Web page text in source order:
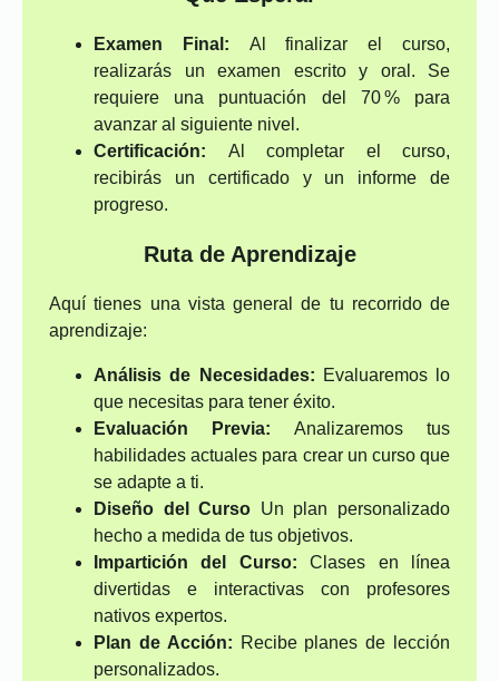
Examen Final: Al finalizar el curso,
realizarás un examen escrito y oral. Se
requiere una puntuación del 70 % para
avanzar al siguiente nivel.
Certificación: Al completar el curso,
recibirás un certificado y un informe de
progreso.
Ruta de Aprendizaje
Aquí tienes una vista general de tu recorrido de
aprendizaje:
Análisis de Necesidades: Evaluaremos lo
que necesitas para tener éxito.
Evaluación Previa: Analizaremos tus
habilidades actuales para crear un curso que
se adapte a ti.
Diseño del Curso Un plan personalizado
hecho a medida de tus objetivos.
Impartición del Curso: Clases en línea
divertidas e interactivas con profesores
nativos expertos.
Plan de Acción: Recibe planes de lección
personalizados.